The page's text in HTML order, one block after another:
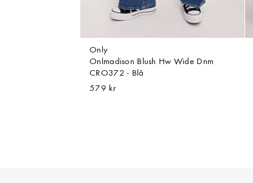
Only
Onlmadison Blush Hw Wide Dnm
CRO372 - Blå
579 kr